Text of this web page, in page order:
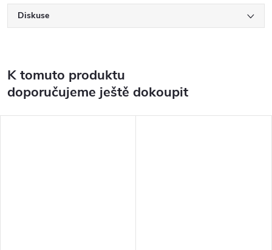
Diskuse
K tomuto produktu
doporučujeme ještě dokoupit